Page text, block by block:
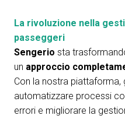
La rivoluzione nella
passeggeri
Sengerio sta
un approccio
Con la nostra
automatizzare processi
errori e migliorare la